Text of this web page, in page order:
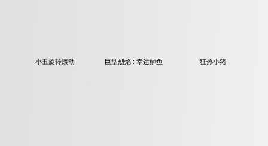
小丑旋转滚动 巨型烈焰 : 幸运鲈鱼 狂热小猪